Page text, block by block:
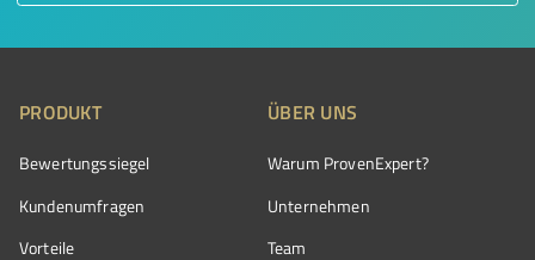
PRODUKT
Bewertungssiegel
Kundenumfragen
Vorteile
ÜBER UNS
Warum ProvenExpert?
Unternehmen
Team